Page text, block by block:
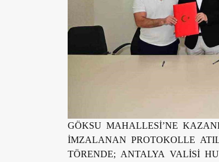
GÖKSU MAHALLESİ’NE
İMZALANAN PROTOKOLLE
TÖRENDE; ANTALYA VALİSİ